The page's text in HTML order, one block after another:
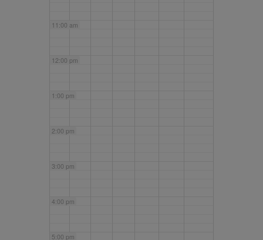
11:00 am
12:00 pm
1:00 pm
2:00 pm
3:00 pm
4:00 pm
5:00 pm